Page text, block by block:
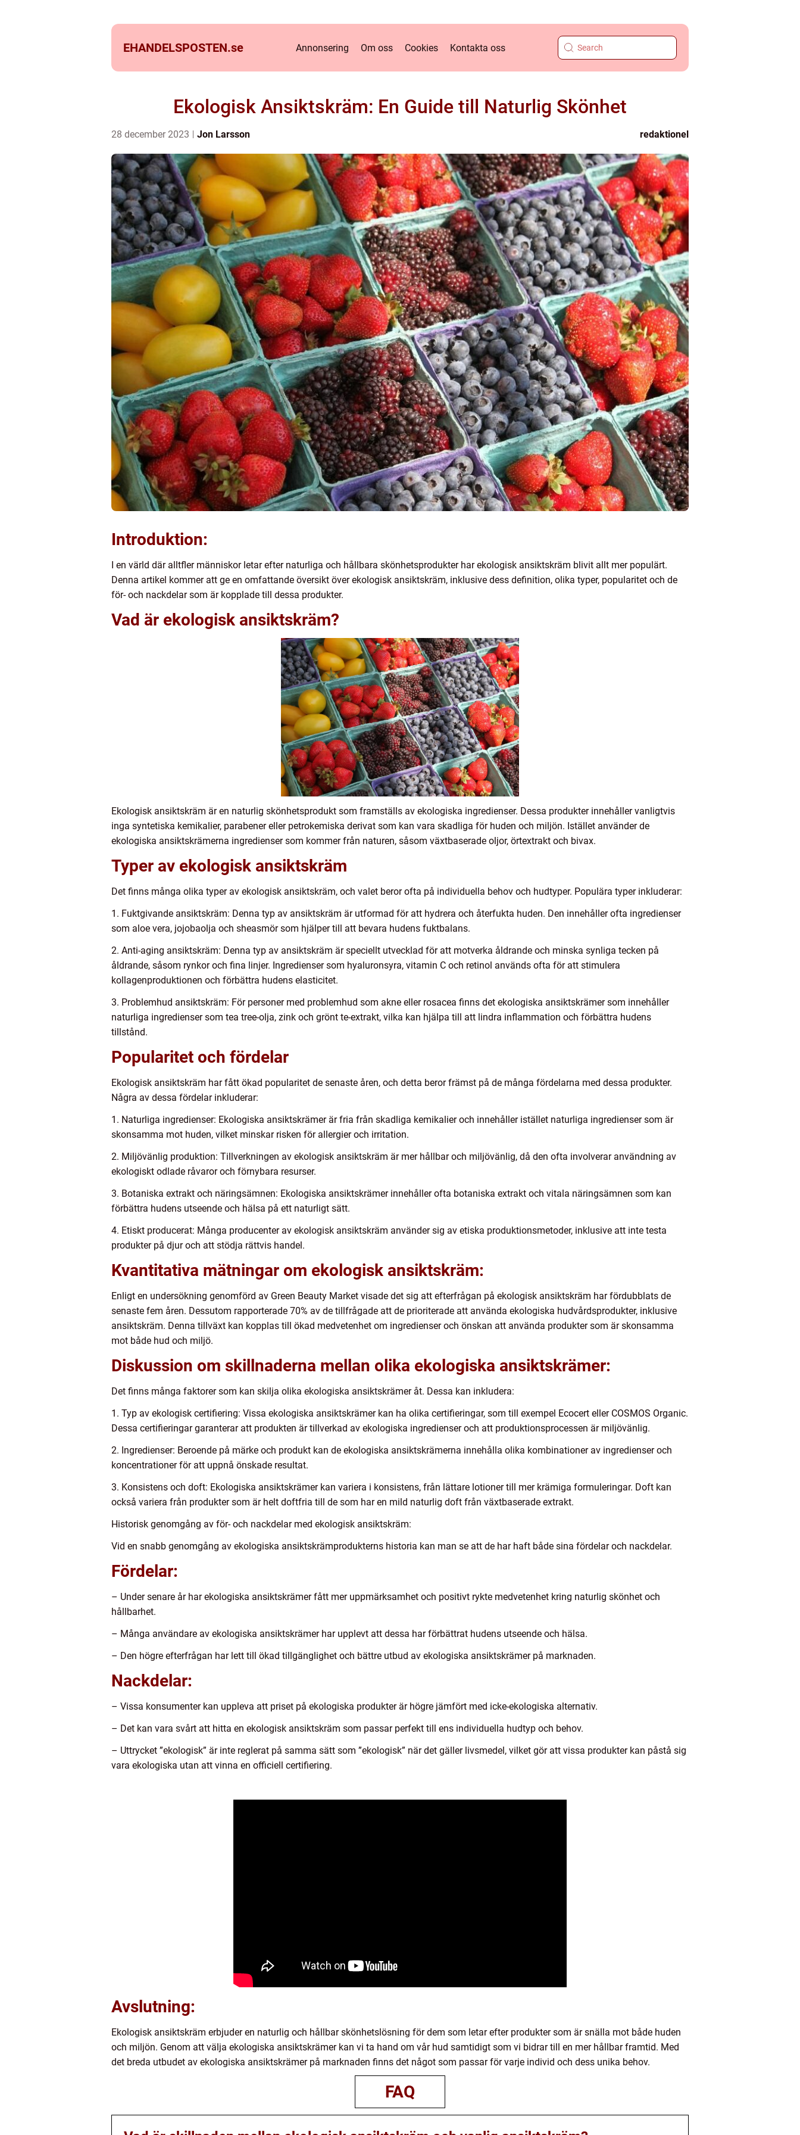
EHANDELSPOSTEN.se Annonsering Om oss Cookies Kontakta oss
Ekologisk Ansiktskräm: En Guide till Naturlig Skönhet
28 december 2023 Jon Larsson redaktionel
Introduktion:
I en värld där alltfler människor letar efter naturliga och hållbara skönhetsprodukter har ekologisk ansiktskräm blivit allt mer populärt.
Denna artikel kommer att ge en omfattande översikt över ekologisk ansiktskräm, inklusive dess definition, olika typer, popularitet och de
för- och nackdelar som är kopplade till dessa produkter.
Vad är ekologisk ansiktskräm?
Ekologisk ansiktskräm är en naturlig skönhetsprodukt som framställs av ekologiska ingredienser. Dessa produkter innehåller vanligtvis
inga syntetiska kemikalier, parabener eller petrokemiska derivat som kan vara skadliga för huden och miljön. Istället använder de
ekologiska ansiktskrämerna ingredienser som kommer från naturen, såsom växtbaserade oljor, örtextrakt och bivax.
Typer av ekologisk ansiktskräm
Det finns många olika typer av ekologisk ansiktskräm, och valet beror ofta på individuella behov och hudtyper. Populära typer inkluderar:
1. Fuktgivande ansiktskräm: Denna typ av ansiktskräm är utformad för att hydrera och återfukta huden. Den innehåller ofta ingredienser
som aloe vera, jojobaolja och sheasmör som hjälper till att bevara hudens fuktbalans.
2. Anti-aging ansiktskräm: Denna typ av ansiktskräm är speciellt utvecklad för att motverka åldrande och minska synliga tecken på
åldrande, såsom rynkor och fina linjer. Ingredienser som hyaluronsyra, vitamin C och retinol används ofta för att stimulera
kollagenproduktionen och förbättra hudens elasticitet.
3. Problemhud ansiktskräm: För personer med problemhud som akne eller rosacea finns det ekologiska ansiktskrämer som innehåller
naturliga ingredienser som tea tree-olja, zink och grönt te-extrakt, vilka kan hjälpa till att lindra inflammation och förbättra hudens
tillstånd.
Popularitet och fördelar
Ekologisk ansiktskräm har fått ökad popularitet de senaste åren, och detta beror främst på de många fördelarna med dessa produkter.
Några av dessa fördelar inkluderar:
1. Naturliga ingredienser: Ekologiska ansiktskrämer är fria från skadliga kemikalier och innehåller istället naturliga ingredienser som är
skonsamma mot huden, vilket minskar risken för allergier och irritation.
2. Miljövänlig produktion: Tillverkningen av ekologisk ansiktskräm är mer hållbar och miljövänlig, då den ofta involverar användning av
ekologiskt odlade råvaror och förnybara resurser.
3. Botaniska extrakt och näringsämnen: Ekologiska ansiktskrämer innehåller ofta botaniska extrakt och vitala näringsämnen som kan
förbättra hudens utseende och hälsa på ett naturligt sätt.
4. Etiskt producerat: Många producenter av ekologisk ansiktskräm använder sig av etiska produktionsmetoder, inklusive att inte testa
produkter på djur och att stödja rättvis handel.
Kvantitativa mätningar om ekologisk ansiktskräm:
Enligt en undersökning genomförd av Green Beauty Market visade det sig att efterfrågan på ekologisk ansiktskräm har fördubblats de
senaste fem åren. Dessutom rapporterade 70% av de tillfrågade att de prioriterade att använda ekologiska hudvårdsprodukter, inklusive
ansiktskräm. Denna tillväxt kan kopplas till ökad medvetenhet om ingredienser och önskan att använda produkter som är skonsamma
mot både hud och miljö.
Diskussion om skillnaderna mellan olika ekologiska ansiktskrämer:
Det finns många faktorer som kan skilja olika ekologiska ansiktskrämer åt. Dessa kan inkludera:
1. Typ av ekologisk certifiering: Vissa ekologiska ansiktskrämer kan ha olika certifieringar, som till exempel Ecocert eller COSMOS Organic.
Dessa certifieringar garanterar att produkten är tillverkad av ekologiska ingredienser och att produktionsprocessen är miljövänlig.
2. Ingredienser: Beroende på märke och produkt kan de ekologiska ansiktskrämerna innehålla olika kombinationer av ingredienser och
koncentrationer för att uppnå önskade resultat.
3. Konsistens och doft: Ekologiska ansiktskrämer kan variera i konsistens, från lättare lotioner till mer krämiga formuleringar. Doft kan
också variera från produkter som är helt doftfria till de som har en mild naturlig doft från växtbaserade extrakt.
Historisk genomgång av för- och nackdelar med ekologisk ansiktskräm:
Vid en snabb genomgång av ekologiska ansiktskrämprodukterns historia kan man se att de har haft både sina fördelar och nackdelar.
Fördelar:
– Under senare år har ekologiska ansiktskrämer fått mer uppmärksamhet och positivt rykte medvetenhet kring naturlig skönhet och
hållbarhet.
– Många användare av ekologiska ansiktskrämer har upplevt att dessa har förbättrat hudens utseende och hälsa.
– Den högre efterfrågan har lett till ökad tillgänglighet och bättre utbud av ekologiska ansiktskrämer på marknaden.
Nackdelar:
– Vissa konsumenter kan uppleva att priset på ekologiska produkter är högre jämfört med icke-ekologiska alternativ.
– Det kan vara svårt att hitta en ekologisk ansiktskräm som passar perfekt till ens individuella hudtyp och behov.
– Uttrycket ”ekologisk” är inte reglerat på samma sätt som ”ekologisk” när det gäller livsmedel, vilket gör att vissa produkter kan påstå sig
vara ekologiska utan att vinna en officiell certifiering.
Avslutning:
Ekologisk ansiktskräm erbjuder en naturlig och hållbar skönhetslösning för dem som letar efter produkter som är snälla mot både huden
och miljön. Genom att välja ekologiska ansiktskrämer kan vi ta hand om vår hud samtidigt som vi bidrar till en mer hållbar framtid. Med
det breda utbudet av ekologiska ansiktskrämer på marknaden finns det något som passar för varje individ och dess unika behov.
FAQ